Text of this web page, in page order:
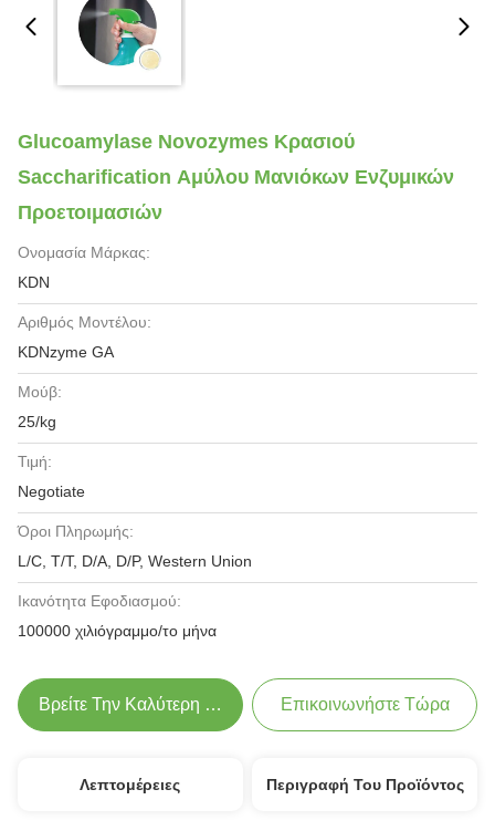
Glucoamylase Novozymes Κρασιού
Saccharification Αμύλου Μανιόκων Ενζυμικών
Προετοιμασιών
Ονομασία Μάρκας:
KDN
Αριθμός Μοντέλου:
KDNzyme GA
Μούβ:
25/kg
Τιμή:
Negotiate
Όροι Πληρωμής:
L/C, T/T, D/A, D/P, Western Union
Ικανότητα Εφοδιασμού:
100000 χιλιόγραμμο/το μήνα
Βρείτε Την Καλύτερη Τιμή Επικοινωνήστε Τώρα
Λεπτομέρειες Περιγραφή Του Προϊόντος